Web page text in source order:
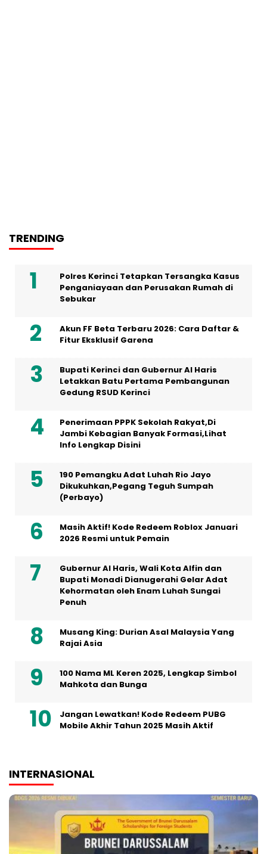
TRENDING
Polres Kerinci Tetapkan Tersangka Kasus
Penganiayaan dan Perusakan Rumah di
Sebukar
Akun FF Beta Terbaru 2026: Cara Daftar &
Fitur Eksklusif Garena
Bupati Kerinci dan Gubernur Al Haris
Letakkan Batu Pertama Pembangunan
Gedung RSUD Kerinci
Penerimaan PPPK Sekolah Rakyat,Di
Jambi Kebagian Banyak Formasi,Lihat
Info Lengkap Disini
190 Pemangku Adat Luhah Rio Jayo
Dikukuhkan,Pegang Teguh Sumpah
(Perbayo)
Masih Aktif! Kode Redeem Roblox Januari
2026 Resmi untuk Pemain
Gubernur Al Haris, Wali Kota Alfin dan
Bupati Monadi Dianugerahi Gelar Adat
Kehormatan oleh Enam Luhah Sungai
Penuh
Musang King: Durian Asal Malaysia Yang
Rajai Asia
100 Nama ML Keren 2025, Lengkap Simbol
Mahkota dan Bunga
Jangan Lewatkan! Kode Redeem PUBG
Mobile Akhir Tahun 2025 Masih Aktif
INTERNASIONAL